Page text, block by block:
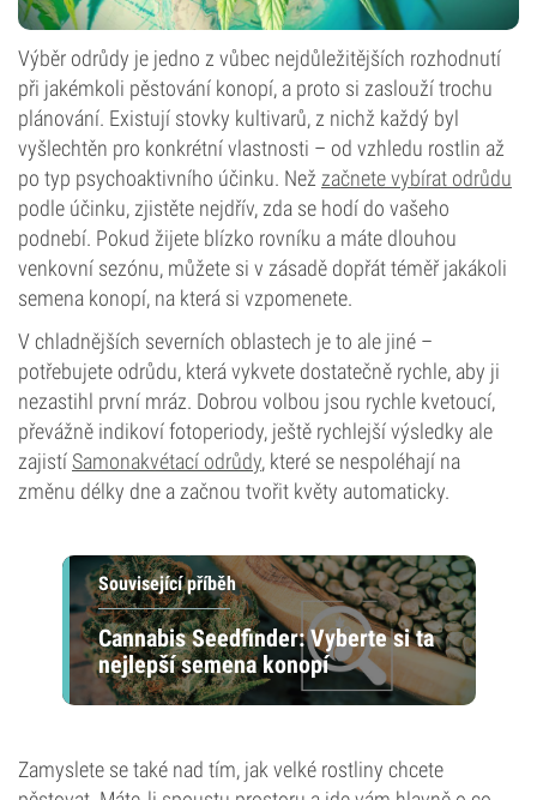
Výběr odrůdy je jedno z vůbec nejdůležitějších rozhodnutí
při jakémkoli pěstování konopí, a proto si zaslouží trochu
plánování. Existují stovky kultivarů, z nichž každý byl
vyšlechtěn pro konkrétní vlastnosti – od vzhledu rostlin až
po typ psychoaktivního účinku. Než začnete vybírat odrůdu
podle účinku, zjistěte nejdřív, zda se hodí do vašeho
podnebí. Pokud žijete blízko rovníku a máte dlouhou
venkovní sezónu, můžete si v zásadě dopřát téměř jakákoli
semena konopí, na která si vzpomenete.
V chladnějších severních oblastech je to ale jiné –
potřebujete odrůdu, která vykvete dostatečně rychle, aby ji
nezastihl první mráz. Dobrou volbou jsou rychle kvetoucí,
převážně indikoví fotoperiody, ještě rychlejší výsledky ale
zajistí Samonakvétací odrůdy, které se nespoléhají na
změnu délky dne a začnou tvořit květy automaticky.
Související příběh
Cannabis Seedfinder: Vyberte si ta
nejlepší semena konopí
Zamyslete se také nad tím, jak velké rostliny chcete